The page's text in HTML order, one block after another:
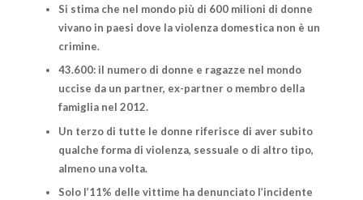
Si stima che nel mondo più di 600 milioni di donne
vivano in paesi dove la violenza domestica non è un
crimine.
43.600: il numero di donne e ragazze nel mondo
uccise da un partner, ex-partner o membro della
famiglia nel 2012.
Un terzo di tutte le donne riferisce di aver subito
qualche forma di violenza, sessuale o di altro tipo,
almeno una volta.
Solo l’11% delle vittime ha denunciato l’incidente